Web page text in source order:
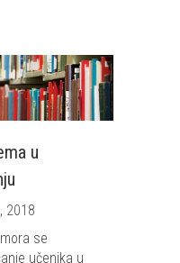
u
2018
se
učenika u